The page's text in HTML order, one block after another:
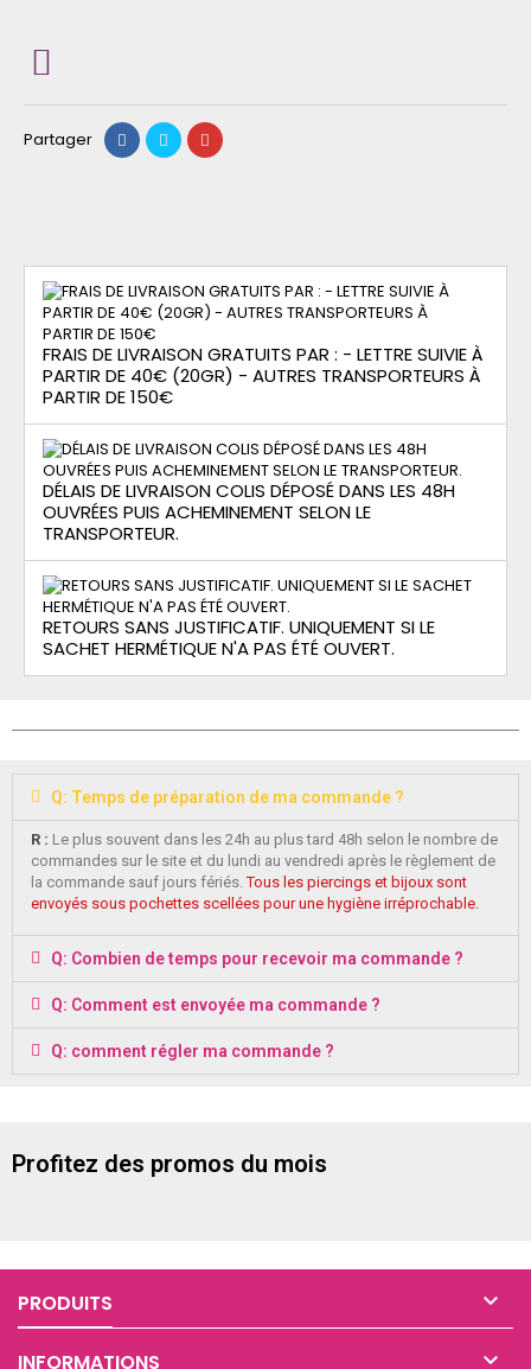
Partager
FRAIS DE LIVRAISON GRATUITS PAR : - LETTRE SUIVIE À
PARTIR DE 40€ (20GR) - AUTRES TRANSPORTEURS À
PARTIR DE 150€
DÉLAIS DE LIVRAISON COLIS DÉPOSÉ DANS LES 48H
OUVRÉES PUIS ACHEMINEMENT SELON LE
TRANSPORTEUR.
RETOURS SANS JUSTIFICATIF. UNIQUEMENT SI LE
SACHET HERMÉTIQUE N'A PAS ÉTÉ OUVERT.
Q: Temps de préparation de ma commande ?
R : Le plus souvent dans les 24h au plus tard 48h selon le nombre de
commandes sur le site et du lundi au vendredi après le règlement de
la commande sauf jours fériés.Tous les piercings et bijoux sont
envoyés sous pochettes scellées pour une hygiène irréprochable.
Q: Combien de temps pour recevoir ma commande ?
Q: Comment est envoyée ma commande ?
Q: comment régler ma commande ?
Profitez des promos du mois
PRODUITS 
INFORMATIONS 